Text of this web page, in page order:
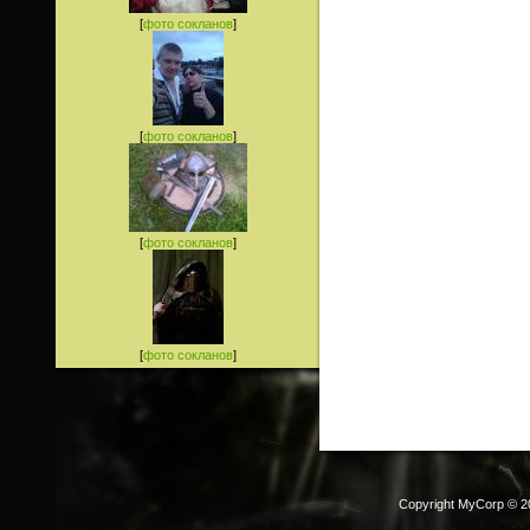
[фото сокланов]
[фото сокланов]
[фото сокланов]
[фото сокланов]
Copyright MyCorp ©